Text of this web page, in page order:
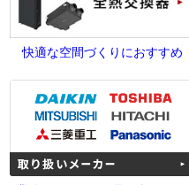
快適な空間づくりにおすすめ